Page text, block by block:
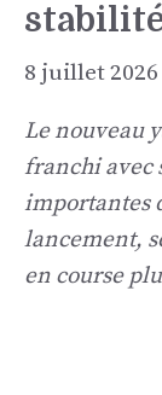
8 juillet 2026
Le nouveau
franchi avec
importantes
lancement,
en course